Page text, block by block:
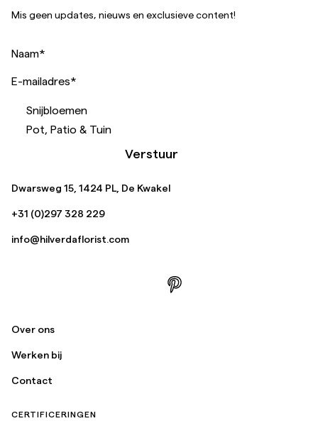
Mis geen updates, nieuws en exclusieve content!
Naam*
E-mailadres*
Snijbloemen
Pot, Patio & Tuin
Verstuur
Dwarsweg 15, 1424 PL, De Kwakel
+31 (0)297 328 229
info@hilverdaflorist.com
Over ons
Werken bij
Contact
CERTIFICERINGEN